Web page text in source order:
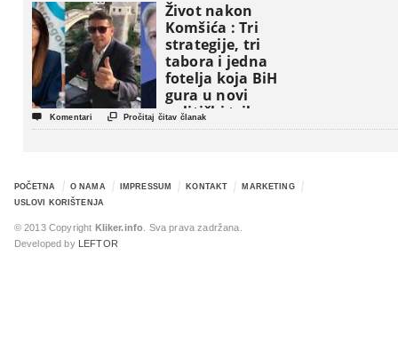
Život nakon
Komšića : Tri
strategije, tri
tabora i jedna
fotelja koja BiH
gura u novi
politički triler
 Komentari  Pročitaj čitav članak
POČETNA O NAMA IMPRESSUM KONTAKT
MARKETING
USLOVI KORIŠTENJA
© 2013 Copyright Kliker.info . Sva prava zadržana.
Developed by
LEFTOR